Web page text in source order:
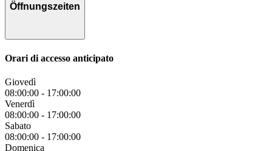
Öffnungszeiten
Orari di accesso anticipato
Giovedì
08:00:00 - 17:00:00
Venerdì
08:00:00 - 17:00:00
Sabato
08:00:00 - 17:00:00
Domenica